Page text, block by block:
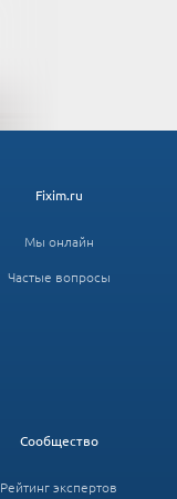
Fixim.ru
Мы онлайн
Частые вопросы
Сообщество
Рейтинг экспертов